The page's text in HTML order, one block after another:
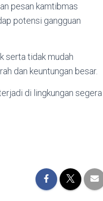
pesan kamtibmas
potensi gangguan
serta tidak mudah
dan keuntungan besar.
di lingkungan segera